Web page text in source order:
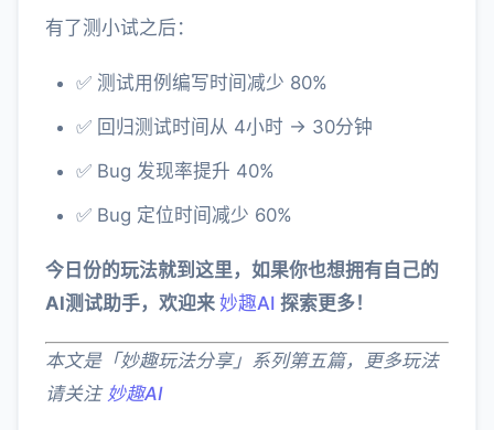
有了测小试之后：
✅ 测试用例编写时间减少 80%
✅ 回归测试时间从 4小时 → 30分钟
✅ Bug 发现率提升 40%
✅ Bug 定位时间减少 60%
今日份的玩法就到这里，如果你也想拥有自己的
AI测试助手，欢迎来 妙趣AI 探索更多！
本文是「妙趣玩法分享」系列第五篇，更多玩法
请关注 妙趣AI